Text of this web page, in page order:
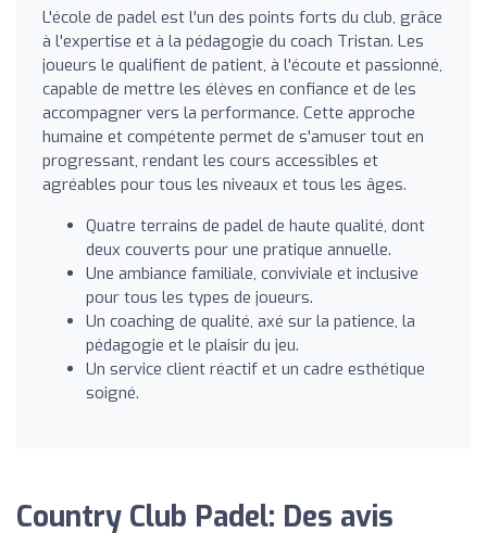
L'école de padel est l'un des points forts du club, grâce
à l'expertise et à la pédagogie du coach Tristan. Les
joueurs le qualifient de patient, à l'écoute et passionné,
capable de mettre les élèves en confiance et de les
accompagner vers la performance. Cette approche
humaine et compétente permet de s'amuser tout en
progressant, rendant les cours accessibles et
agréables pour tous les niveaux et tous les âges.
Quatre terrains de padel de haute qualité, dont
deux couverts pour une pratique annuelle.
Une ambiance familiale, conviviale et inclusive
pour tous les types de joueurs.
Un coaching de qualité, axé sur la patience, la
pédagogie et le plaisir du jeu.
Un service client réactif et un cadre esthétique
soigné.
Country Club Padel: Des avis